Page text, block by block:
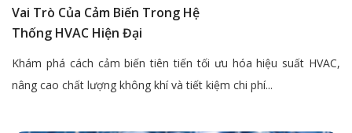
Vai Trò Của Cảm Biến Trong Hệ
Thống HVAC Hiện Đại
Khám phá cách cảm biến tiên tiến tối ưu hóa hiệu suất HVAC,
nâng cao chất lượng không khí và tiết kiệm chi phí...